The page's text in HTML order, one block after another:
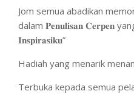
Jom semua abadikan
dalam 𝐏𝐞𝐧𝐮𝐥𝐢𝐬𝐚𝐧 𝐂𝐞𝐫𝐩𝐞𝐧
𝐈𝐧𝐬𝐩𝐢𝐫𝐚𝐬𝐢𝐤𝐮”
Hadiah yang menarik
Terbuka kepada semua